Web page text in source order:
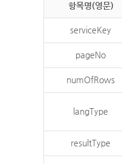
항목명(영문)
serviceKey
pageNo
numOfRows
langType
resultType